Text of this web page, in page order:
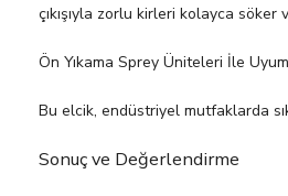
çıkışıyla zorlu kirleri kolayca söker
Ön Yıkama Sprey Üniteleri İle Uyum
Bu elcik, endüstriyel mutfaklarda
Sonuç ve Değerlendirme